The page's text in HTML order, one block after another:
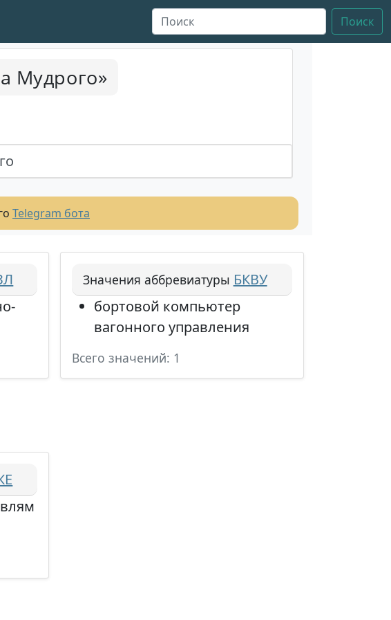
Поиск
Мудрого»
Telegram бота
Значения аббревиатуры БКВУ
бортовой компьютер
вагонного управления
Всего значений: 1